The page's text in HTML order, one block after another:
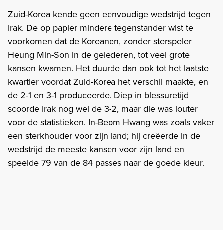
Zuid-Korea kende geen eenvoudige wedstrijd tegen
Irak. De op papier mindere tegenstander wist te
voorkomen dat de Koreanen, zonder sterspeler
Heung Min-Son in de gelederen, tot veel grote
kansen kwamen. Het duurde dan ook tot het laatste
kwartier voordat Zuid-Korea het verschil maakte, en
de 2-1 en 3-1 produceerde. Diep in blessuretijd
scoorde Irak nog wel de 3-2, maar die was louter
voor de statistieken. In-Beom Hwang was zoals vaker
een sterkhouder voor zijn land; hij creëerde in de
wedstrijd de meeste kansen voor zijn land en
speelde 79 van de 84 passes naar de goede kleur.